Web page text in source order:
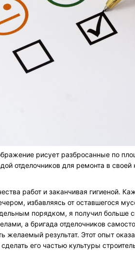
рисует разбросанные по
отделочников для ремонта в своей
работ и заканчивая гигиеной.
избавляясь от оставшегося
порядком, я получил больше
а бригада отделочников
желаемый результат. Этот опыт
его частью культуры